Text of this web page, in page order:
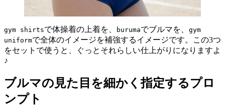
gym shirtsで体操着の上着を、 burumaでブルマを、 gym
uniformで全体のイメージを補強するイメージです。この3つ
をセットで使うと、ぐっとそれらしい仕上がりになりますよ
♪
ブルマの見た目を細かく指定するプロ
ンプト